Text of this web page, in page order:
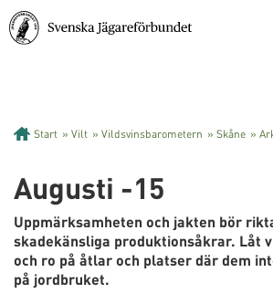
Start » Vilt » Vildsvinsbarometern » Skåne »
Augusti -15
Uppmärksamheten och jakten bör
skadekänsliga produktionsåkrar. Låt
och ro på åtlar och platser där dem
på jordbruket.